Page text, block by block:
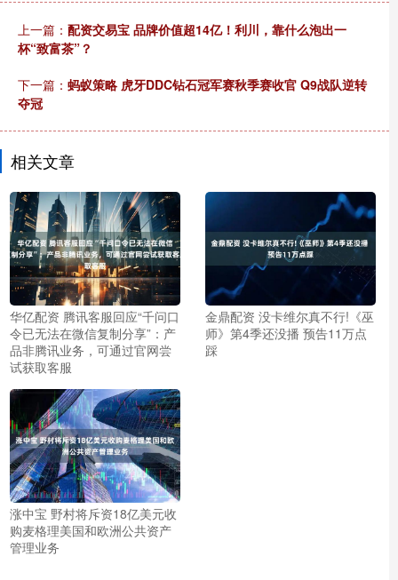
上一篇： 配资交易宝 品牌价值超14亿！利川，靠什么泡出一
杯“致富茶”？
下一篇： 蚂蚁策略 虎牙DDC钻石冠军赛秋季赛收官 Q9战队逆转
夺冠
相关文章
华亿配资 腾讯客服回应“千问口
令已无法在微信复制分享”：产
品非腾讯业务，可通过官网尝
试获取客服
金鼎配资 没卡维尔真不行!《巫
师》第4季还没播 预告11万点
踩
涨中宝 野村将斥资18亿美元收
购麦格理美国和欧洲公共资产
管理业务